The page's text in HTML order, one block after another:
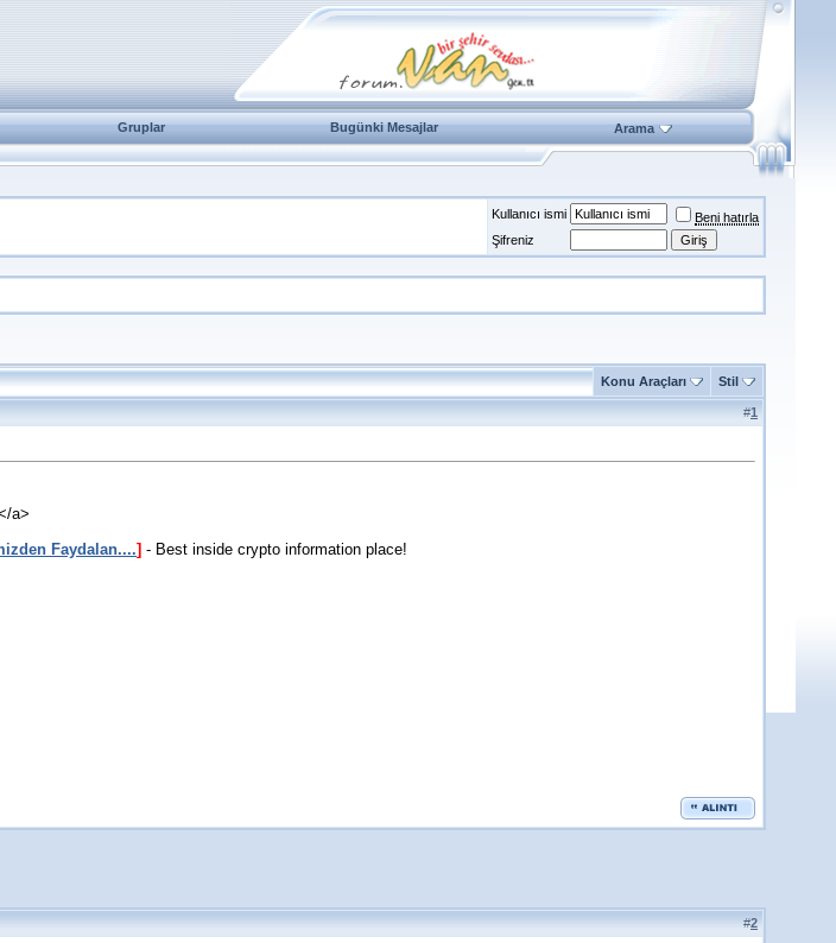
Gruplar Bugünki Mesajlar Arama
Kullanıcı ismi
Beni hatırla
Şifreniz
Konu Araçları Stil
#1
a>
Faydalan....] - Best inside crypto information place!
#2